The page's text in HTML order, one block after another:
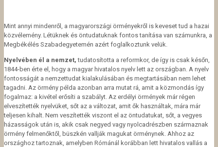
Mint annyi mindenről, a magyarországi örményekről is keveset tud a hazai
közvélemény. Létüknek és öntudatuknak fontos tanítása van számunkra, a
Megbékélés Szabadegyetemén azért foglalkoztunk velük.
Nyelvében él a nemzet, tudatosította a reformkor, de így is csak későn,
1844-ben érte el, hogy a magyar hivatalos nyelv lett az országban. A nyelv
fontosságát a nemzettudat kialakulásában és megtartásában nem lehet
tagadni. Az örmény példa azonban arra mutat rá, amit a közmondás így
fogalmaz: a kivétel erősíti a szabályt. Az erdélyi örmények már régen
elveszítették nyelvüket, sőt az a változat, amit ők használtak, mára már
teljesen kihalt. Nem veszítették viszont el az öntudatukat, sőt, a vegyes
házasságok után is, akik csak negyed vagy nyolcadrészben származnak
örmény felmenőktől, büszkén vallják magukat örménynek. Ahhoz az
országhoz tartoznak, amelyben Rómánál korábban lett hivatalos vallás a